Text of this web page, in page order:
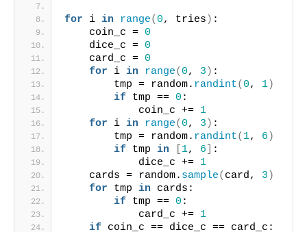
for i in range( 0, tries ) :
    coin_c =
0
    dice_c =
0
    card_c =
0
for i in range( 0, 3 ) :
        tmp = random.
randint( 0, 1)
if tmp == 0 :
            coin_c +=
1
for i in range( 0, 3 ) :
        tmp = random.
randint( 1, 6 )
if tmp in 1, 6
:
            dice_c +=
1
    cards = random.
sample( card, 3 )
for tmp in cards:
if tmp == 0 :
            card_c +=
1
if coin_c == dice_c == card_c: